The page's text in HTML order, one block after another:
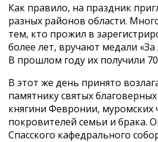
Как правило, на праздник
разных районов области.
тем, кто прожил в
более лет, вручают медали
В прошлом году их получили
В этот же день принято
памятнику святых
княгини Февронии, муромских
покровителей семьи и брака.
Спасского кафедрального